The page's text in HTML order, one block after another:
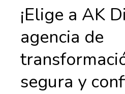
¡Elige a AK
agencia de
segura y